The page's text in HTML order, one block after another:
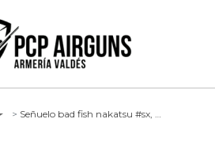
Señuelo bad fish nakatsu #sx, 110mm